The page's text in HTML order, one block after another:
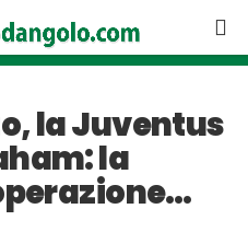
la Juventus
la